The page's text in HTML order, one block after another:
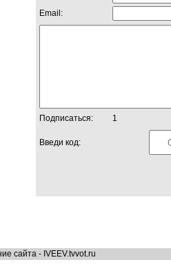
Email:
Подписаться: 1
Введи код:
сайта - IVEEV.tvvot.ru